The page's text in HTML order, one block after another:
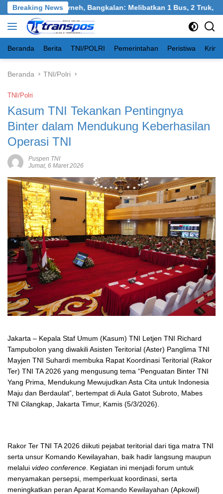
Langsung
ke
konten
Breaking News
Tangkel, Burneh, Bangkalan: Melibatkan 1 Bus, 2 Truk, 1
Beranda Berita TNI/POLRI Pemerintahan Peristiwa
Beranda TNI/Polri
TNI/Polri
Kasum TNI Tekankan Pentingnya
Binter dalam Mendukung Keberhasilan
Operasi TNI
Puspen TNI
Jumat, 6 Maret 2026
Jakarta – Kepala Staf Umum (Kasum) TNI Letjen TNI Richard
Tampubolon yang diwakili Asisten Teritorial (Aster) Panglima TNI
Mayjen TNI Suhardi membuka Rapat Koordinasi Teritorial (Rakor
Ter) TNI TA 2026 yang mengusung tema “Penguatan Binter TNI
Yang Prima, Mendukung Mewujudkan Asta Cita untuk Indonesia
Maju dan Berdaulat”, bertempat di Aula Gatot Subroto, Mabes
TNI Cilangkap, Jakarta Timur, Kamis (5/3/2026).
Rakor Ter TNI TA 2026 diikuti pejabat teritorial dari tiga matra TNI
serta unsur Komando Kewilayahan, baik hadir langsung maupun
melalui video conference . Kegiatan ini menjadi forum untuk
menyamakan persepsi, memperkuat koordinasi, serta
meningkatkan peran Aparat Komando Kewilayahan (Apkowil)